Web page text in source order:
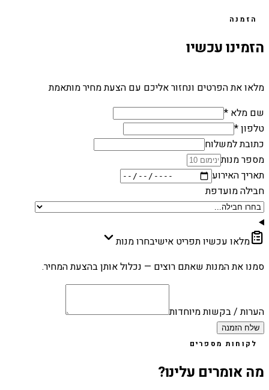
הזמנה
הזמינו עכשיו
מלאו את הפרטים ונחזור אליכם עם הצעת מחיר מותאמת
שם מלא *
טלפון *
כתובת למשלוח
מספר מנות
תאריך האירוע
חבילה מועדפת
מלאו עכשיו תפריט אישיבחרו מנות
סמנו את המנות שאתם רוצים — נכלול אותן בהצעת המחיר.
הערות / בקשות מיוחדות
שלח הזמנה
לקוחות מספרים
מה אומרים עלינו?